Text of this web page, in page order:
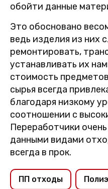
обойти данные
Это обосновано
ведь изделия из них
ремонтировать,
устанавливать их
стоимость
сырья всегда
благодаря низкому
соотношении с
Переработчики
данными видами
всегда в прок.
ПП отходы